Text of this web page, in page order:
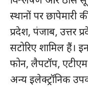
स्थानों पर छापेमारी
प्रदेश, पंजाब, उत्तर
सटोरिए शामिल हैं।
फोन, लैपटॉप,
अन्य इलेक्ट्रॉनिक